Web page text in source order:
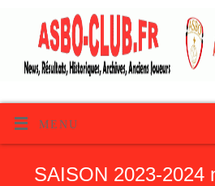
MENU
SAISON 2023-2024